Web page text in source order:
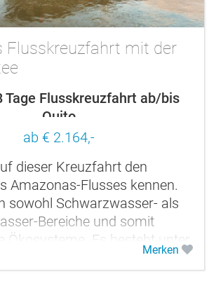
Flusskreuzfahrt mit der
Tage Flusskreuzfahrt ab/bis
Quito
ab € 2.164,-
dieser Kreuzfahrt den
Amazonas-Flusses kennen.
sowohl Schwarzwasser- als
Bereiche und somit
Ökosysteme. Es besteht unter
verschiedene...
Merken